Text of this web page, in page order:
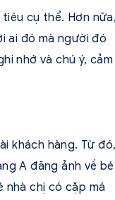
cụ thể. Hơn
ai đó mà người đó
nhớ và chú ý, cảm
khách hàng. Từ đó,
A đăng ảnh về bé
nhà chị có cặp má